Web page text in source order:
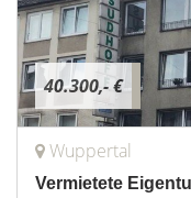
40.300,- €
Wuppertal
Vermietete